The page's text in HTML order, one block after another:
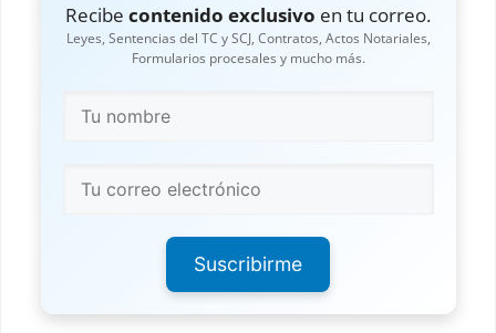
Recibe contenido exclusivo en tu correo.
Leyes, Sentencias del TC y SCJ, Contratos, Actos Notariales,
Formularios procesales y mucho más.
Suscribirme